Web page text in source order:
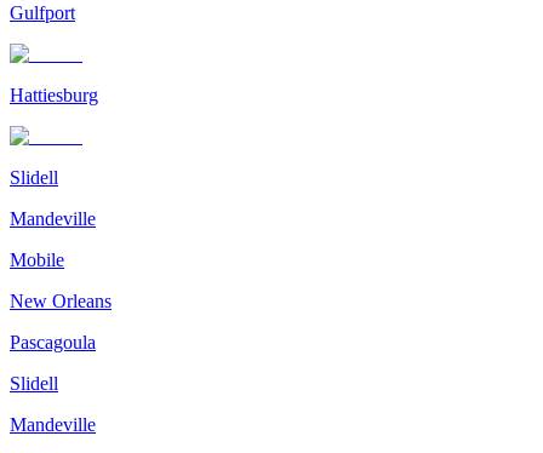
Gulfport
Hattiesburg
Slidell
Mandeville
Mobile
New Orleans
Pascagoula
Slidell
Mandeville